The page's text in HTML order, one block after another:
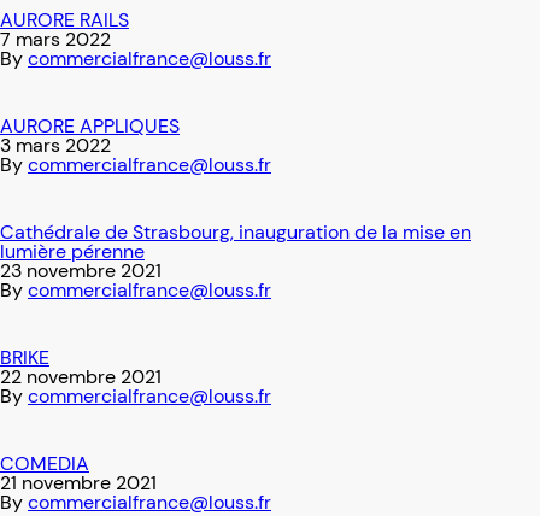
AURORE RAILS
7 mars 2022
Bycommercialfrance@louss.fr
AURORE APPLIQUES
3 mars 2022
Bycommercialfrance@louss.fr
Cathédrale de Strasbourg, inauguration de la mise en
lumière pérenne
23 novembre 2021
Bycommercialfrance@louss.fr
BRIKE
22 novembre 2021
Bycommercialfrance@louss.fr
COMEDIA
21 novembre 2021
Bycommercialfrance@louss.fr